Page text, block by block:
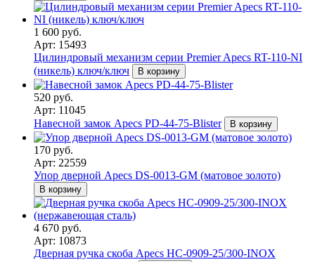
1 600 руб.
Арт: 15493
Цилиндровый механизм серии Premier Apecs RT-110-NI
(никель) ключ/ключ
В корзину
520 руб.
Арт: 11045
Навесной замок Apecs PD-44-75-Blister
В корзину
170 руб.
Арт: 22559
Упор дверной Apecs DS-0013-GM (матовое золото)
В корзину
4 670 руб.
Арт: 10873
Дверная ручка скоба Apecs HC-0909-25/300-INOX